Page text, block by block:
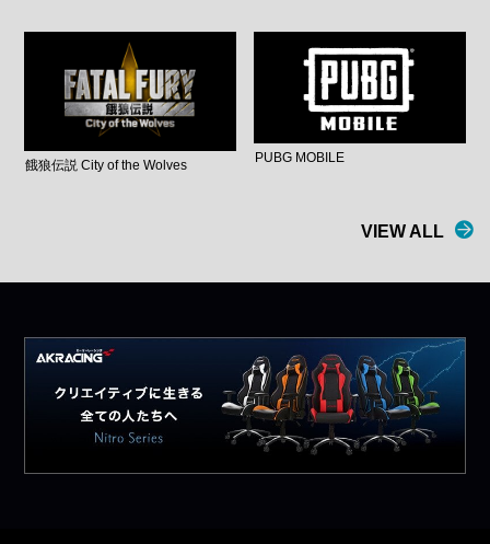
餓狼伝説 City of the Wolves
PUBG MOBILE
VIEW ALL